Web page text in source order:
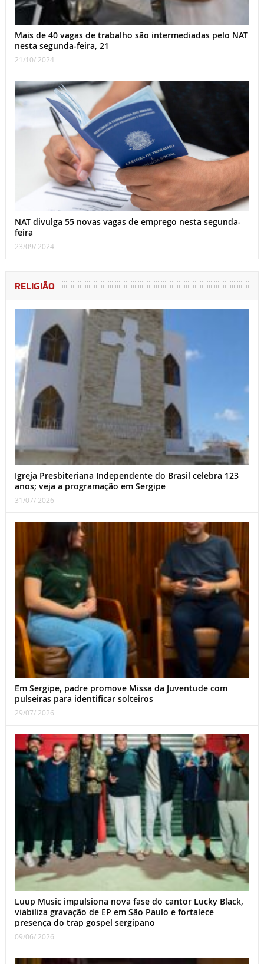
Mais de 40 vagas de trabalho são intermediadas pelo NAT
nesta segunda-feira, 21
21/10/ 2024
NAT divulga 55 novas vagas de emprego nesta segunda-
feira
23/09/ 2024
RELIGIÃO
Igreja Presbiteriana Independente do Brasil celebra 123
anos; veja a programação em Sergipe
31/07/ 2026
Em Sergipe, padre promove Missa da Juventude com
pulseiras para identificar solteiros
29/07/ 2026
Luup Music impulsiona nova fase do cantor Lucky Black,
viabiliza gravação de EP em São Paulo e fortalece
presença do trap gospel sergipano
09/06/ 2026